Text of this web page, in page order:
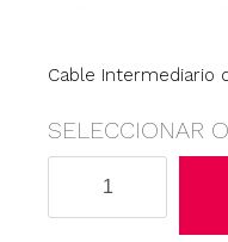
Cable Intermediario
SELECCIONAR